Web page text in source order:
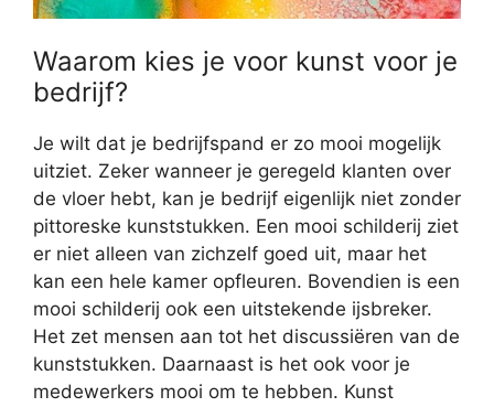
Waarom kies je voor kunst voor je
bedrijf?
Je wilt dat je bedrijfspand er zo mooi mogelijk
uitziet. Zeker wanneer je geregeld klanten over
de vloer hebt, kan je bedrijf eigenlijk niet zonder
pittoreske kunststukken. Een mooi schilderij ziet
er niet alleen van zichzelf goed uit, maar het
kan een hele kamer opfleuren. Bovendien is een
mooi schilderij ook een uitstekende ijsbreker.
Het zet mensen aan tot het discussiëren van de
kunststukken. Daarnaast is het ook voor je
medewerkers mooi om te hebben. Kunst